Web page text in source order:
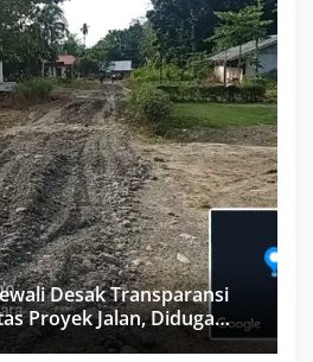
Desak Transparansi
Proyek Jalan, Diduga